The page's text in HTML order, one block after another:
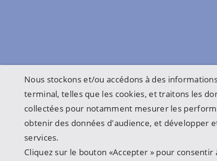
Nous stockons et/ou accédons à des
terminal, telles que les cookies, et traitons les
collectées pour notamment mesurer les
obtenir des données d'audience, et développer
services.
Cliquez sur le bouton «Accepter » pour consentir